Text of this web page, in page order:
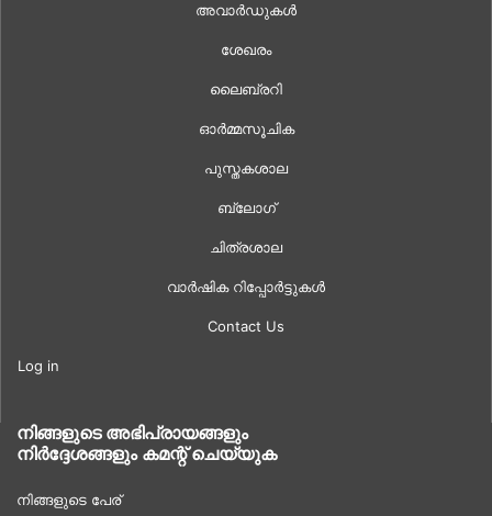
അവാർഡുകൾ
ശേഖരം
ലൈബ്രറി
ഓർമ്മസൂചിക
പുസ്തകശാല
ബ്ലോഗ്
ചിത്രശാല
വാർഷിക റിപ്പോർട്ടുകൾ
Contact Us
Log in
നിങ്ങളുടെ അഭിപ്രായങ്ങളും
നിർദ്ദേശങ്ങളും കമന്റ് ചെയ്യുക
നിങ്ങളുടെ പേര്